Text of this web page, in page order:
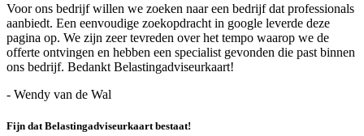
Voor ons bedrijf willen we zoeken naar een bedrijf dat professionals
aanbiedt. Een eenvoudige zoekopdracht in google leverde deze
pagina op. We zijn zeer tevreden over het tempo waarop we de
offerte ontvingen en hebben een specialist gevonden die past binnen
ons bedrijf. Bedankt Belastingadviseurkaart!
- Wendy van de Wal
Fijn dat Belastingadviseurkaart bestaat!